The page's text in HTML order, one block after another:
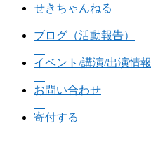
せきちゃんねる
ブログ（活動報告）
イベント/講演/出演情報
お問い合わせ
寄付する